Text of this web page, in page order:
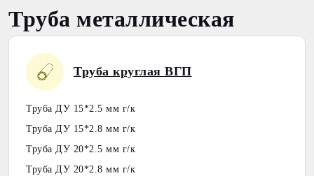
Труба металлическая
Труба круглая ВГП
Труба ДУ 15*2.5 мм г/к
Труба ДУ 15*2.8 мм г/к
Труба ДУ 20*2.5 мм г/к
Труба ДУ 20*2.8 мм г/к